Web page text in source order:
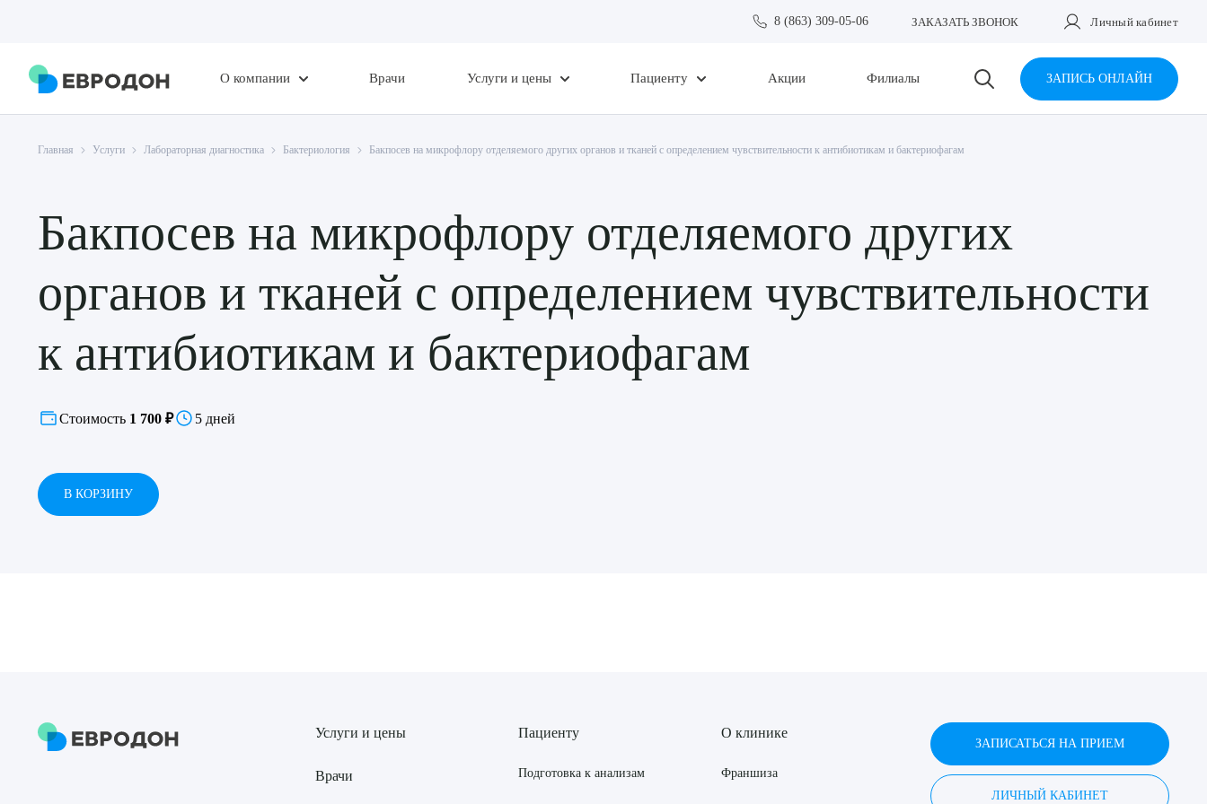
8 (863) 309-05-06 ЗАКАЗАТЬ ЗВОНОК Личный кабинет
О компании Врачи Услуги и цены Пациенту Акции Филиалы ЗАПИСЬ ОНЛАЙН
Главная Услуги Лабораторная диагностика Бактериология Бакпосев на микрофлору отделяемого других органов и тканей с определением чувствительности к антибиотикам и бактериофагам
Бакпосев на микрофлору отделяемого других
органов и тканей с определением чувствительности
к антибиотикам и бактериофагам
Стоимость 1 700 ₽ 5 дней
В КОРЗИНУ
Услуги и цены
Врачи
Пациенту
Подготовка к анализам
О клинике
Франшиза
ЗАПИСАТЬСЯ НА ПРИЕМ
ЛИЧНЫЙ КАБИНЕТ